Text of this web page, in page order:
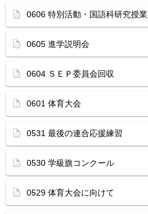
0606 特別活動・国語科研究授業
0605 進学説明会
0604 ＳＥＰ委員会回収
0601 体育大会
0531 最後の連合応援練習
0530 学級旗コンクール
0529 体育大会に向けて